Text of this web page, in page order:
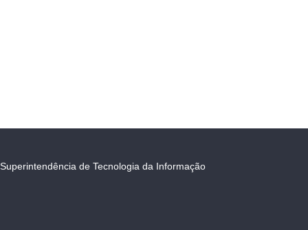
Superintendência de Tecnologia da Informação